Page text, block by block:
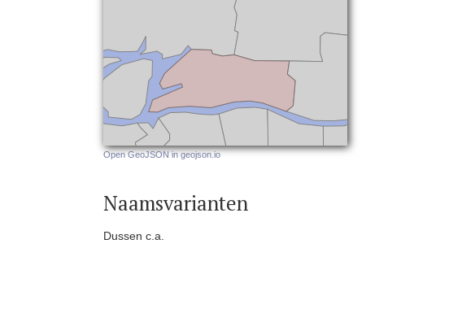
Open GeoJSON in geojson.io
Naamsvarianten
Dussen c.a.